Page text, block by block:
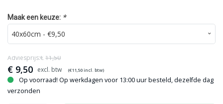
Maak een keuze: *
€ 9,50 (€11,50incl. btw)
Adviesprijs:€ 11,50
Op voorraad! Op werkdagen voor 13:00 uur besteld, dezelfde dag
verzonden